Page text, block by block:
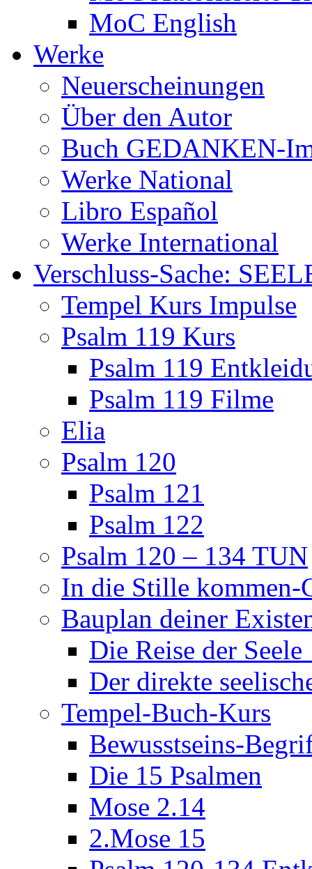
MoC English
Werke
Neuerscheinungen
Über den Autor
Buch GEDANKEN-
Werke National
Libro Español
Werke International
Verschluss-Sache:
Tempel Kurs Impulse
Psalm 119 Kurs
Psalm 119
Psalm 119 Filme
Elia
Psalm 120
Psalm 121
Psalm 122
Psalm 120 – 134 TUN
In die Stille kommen-
Bauplan deiner
Die Reise der
Der direkte
Tempel-Buch-Kurs
Bewusstseins-
Die 15 Psalmen
Mose 2.14
2.Mose 15